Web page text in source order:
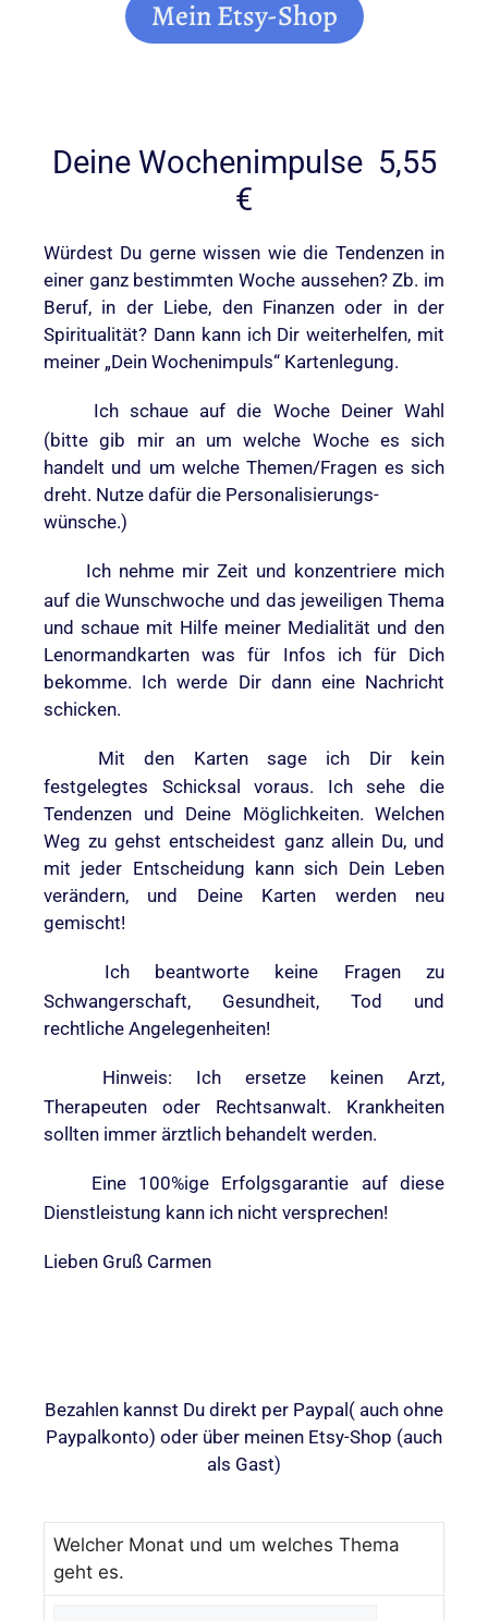
Mein Etsy-Shop
Deine Wochenimpulse 5,55
€
Würdest Du gerne wissen wie die Tendenzen in
einer ganz bestimmten Woche aussehen? Zb. im
Beruf, in der Liebe, den Finanzen oder in der
Spiritualität? Dann kann ich Dir weiterhelfen, mit
meiner „Dein Wochenimpuls“ Kartenlegung.
Ich schaue auf die Woche Deiner Wahl
(bitte gib mir an um welche Woche es sich
handelt und um welche Themen/Fragen es sich
dreht. Nutze dafür die Personalisierungs-
wünsche.)
Ich nehme mir Zeit und konzentriere mich
auf die Wunschwoche und das jeweiligen Thema
und schaue mit Hilfe meiner Medialität und den
Lenormandkarten was für Infos ich für Dich
bekomme. Ich werde Dir dann eine Nachricht
schicken.
Mit den Karten sage ich Dir kein
festgelegtes Schicksal voraus. Ich sehe die
Tendenzen und Deine Möglichkeiten. Welchen
Weg zu gehst entscheidest ganz allein Du, und
mit jeder Entscheidung kann sich Dein Leben
verändern, und Deine Karten werden neu
gemischt!
Ich beantworte keine Fragen zu
Schwangerschaft, Gesundheit, Tod und
rechtliche Angelegenheiten!
Hinweis: Ich ersetze keinen Arzt,
Therapeuten oder Rechtsanwalt. Krankheiten
sollten immer ärztlich behandelt werden.
Eine 100%ige Erfolgsgarantie auf diese
Dienstleistung kann ich nicht versprechen!
Lieben Gruß Carmen
Bezahlen kannst Du direkt per Paypal( auch ohne
Paypalkonto) oder über meinen Etsy-Shop (auch
als Gast)
Welcher Monat und um welches Thema
geht es.